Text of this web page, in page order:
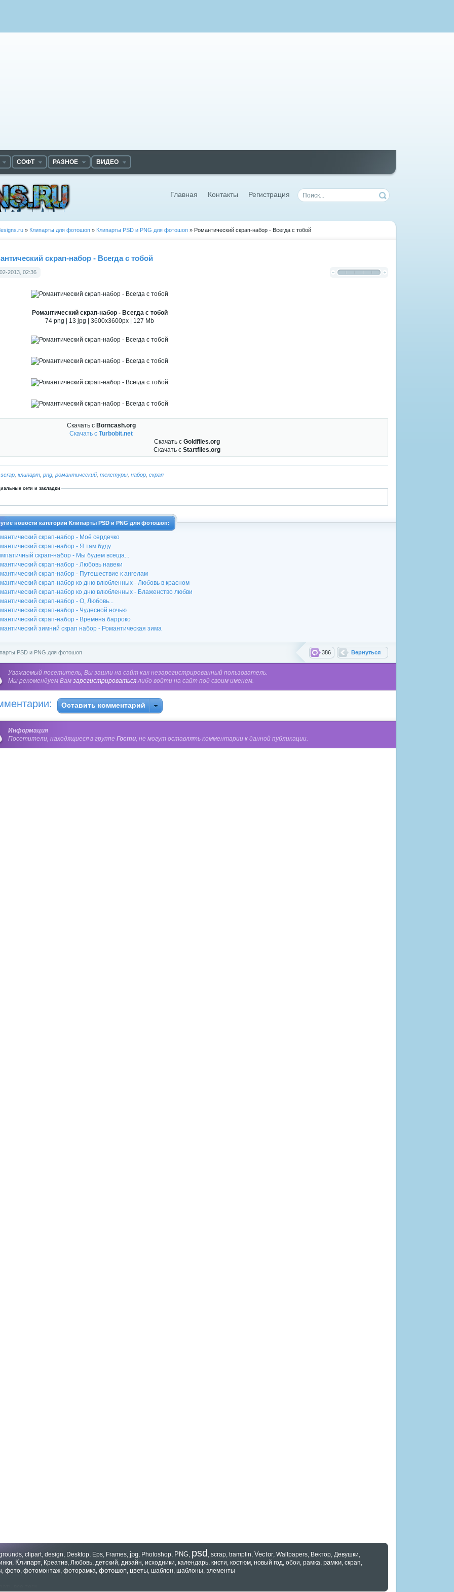
СОФТ РАЗНОЕ ВИДЕО
Главная Контакты Регистрация
» Клипарты для фотошоп » Клипарты PSD и PNG для фотошоп » Романтический скрап-набор - Всегда с тобой
скрап-набор - Всегда с тобой
2013, 02:36
Романтический скрап-набор - Всегда с тобой
74 png | 13 jpg | 3600x3600px | 127 Mb
Скачать с Borncash.org
Скачать с Turbobit.net
Скачать с Goldfiles.org
Скачать с Startfiles.org
scrap клипарт png романтический текстуры набор скрап
сети и закладки
новости категории Клипарты PSD и PNG для фотошоп:
скрап-набор - Моё сердечко
скрап-набор - Я там буду
скрап-набор - Мы будем всегда...
скрап-набор - Любовь навеки
скрап-набор - Путешествие к ангелам
скрап-набор ко дню влюбленных - Любовь в красном
скрап-набор ко дню влюбленных - Блаженство любви
скрап-набор - О, Любовь...
скрап-набор - Чудесной ночью
скрап-набор - Времена барроко
зимний скрап набор - Романтическая зима
Вернуться
386
PSD и PNG для фотошоп
Уважаемый посетитель, Вы зашли на сайт как незарегистрированный пользователь.
Мы рекомендуем Вам зарегистрироватьсялибо войти на сайт под своим именем.
Оставить комментарий
Информация
Посетители, находящиеся в группе Гости, не могут оставлять комментарии к данной публикации.
, clipart, design, Desktop, Eps, Frames, jpg, Photoshop, PNG, psd , scrap, tramplin, Vector, Wallpapers, Вектор, Девушки,
, Клипарт, Креатив, Любовь, детский, дизайн, исходники, календарь, кисти, костюм, новый год, обои, рамка, рамки, скрап,
, фото, фотомонтаж, фоторамка, фотошоп, цветы, шаблон, шаблоны, элементы